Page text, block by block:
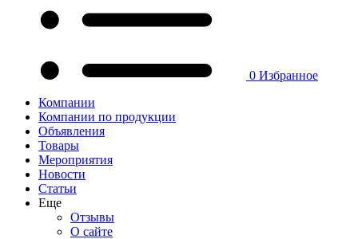
0 Избранное
Компании
Компании по продукции
Объявления
Товары
Мероприятия
Новости
Статьи
Еще
Отзывы
О сайте